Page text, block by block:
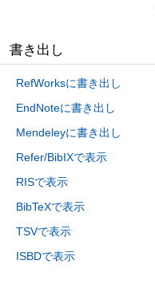
書き出し
RefWorksに書き出し
EndNoteに書き出し
Mendeleyに書き出し
Refer/BibIXで表示
RISで表示
BibTeXで表示
TSVで表示
ISBDで表示